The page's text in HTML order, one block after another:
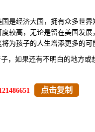
经济大国，拥有众多世界
较高，无论是留在美国发展
为孩子的人生增添更多的可
，如果还有不明白的地方或
点击复制